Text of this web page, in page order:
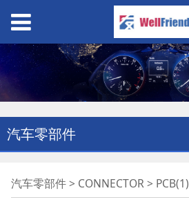
汽车零部件
PCB(1)
汽车零部件> CONNECTOR> PCB(1)